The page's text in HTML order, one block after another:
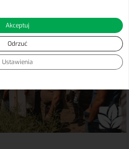
Akceptuj
Odrzuć
Ustawienia